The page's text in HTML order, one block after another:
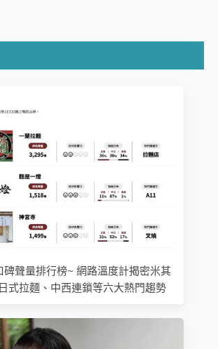
碑聲量排行榜~ 網路溫度計揭密米其
式拉麵、中西連鎖等六大熱門趨勢